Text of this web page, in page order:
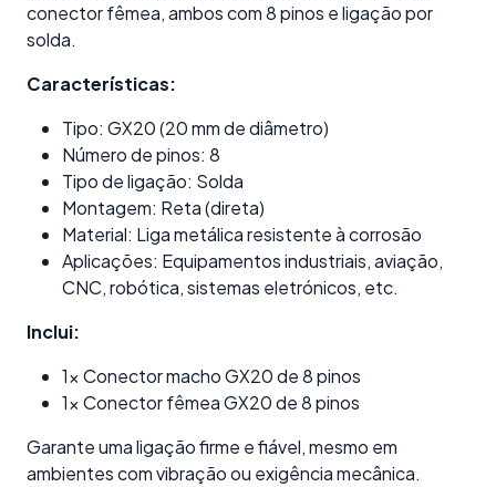
conector fêmea, ambos com 8 pinos e ligação por
solda.
Características:
Tipo: GX20 (20 mm de diâmetro)
Número de pinos: 8
Tipo de ligação: Solda
Montagem: Reta (direta)
Material: Liga metálica resistente à corrosão
Aplicações: Equipamentos industriais, aviação,
CNC, robótica, sistemas eletrónicos, etc.
Inclui:
1x Conector macho GX20 de 8 pinos
1x Conector fêmea GX20 de 8 pinos
Garante uma ligação firme e fiável, mesmo em
ambientes com vibração ou exigência mecânica.